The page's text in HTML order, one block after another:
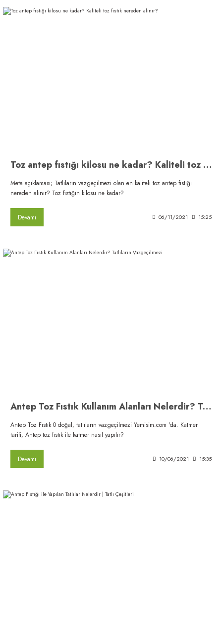
Toz antep fıstığı kilosu ne kadar? Kaliteli toz fıstık nereden alınır?
Meta açıklaması; Tatlıların vazgeçilmezi olan en kaliteli toz antep fıstığı
nereden alınır? Toz fıstığın kilosu ne kadar?
Devamı 06/11/2021 15:25
Antep Toz Fıstık Kullanım Alanları Nelerdir? Tatlıların Vazgeçilmezi
Antep Toz Fıstık 0 doğal, tatlıların vazgeçilmezi Yemisim.com 'da. Katmer
tarifi, Antep toz fıstık ile katmer nasıl yapılır?
Devamı 10/06/2021 15:35